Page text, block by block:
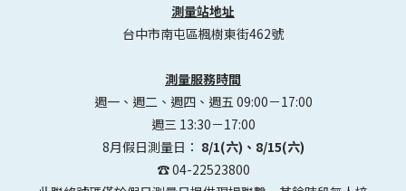
測量站地址
台中市南屯區楓樹東街462號
測量服務時間
週一、週二、週四、週五 09:00－17:00
週三 13:30－17:00
8月假日測量日： 8/1(六)、8/15(六)
☎️ 04-22523800